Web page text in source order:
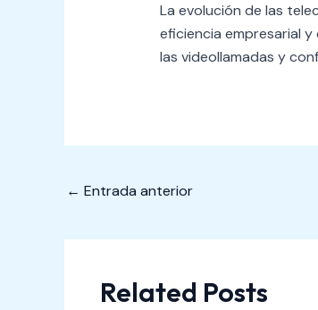
La evolución de las
eficiencia empresarial
las videollamadas y
← Entrada anterior
Related Posts